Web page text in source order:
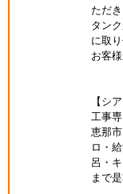
ただき
タン
に取
お客
【シ
工事専
恵那
ロ・
呂・
まで